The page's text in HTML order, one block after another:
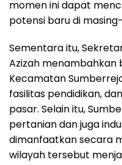
momen ini dapat
potensi baru di
Sementara itu,
Azizah menambahkan
Kecamatan
fasilitas pendidikan,
pasar. Selain itu,
pertanian dan juga
dimanfaatkan secara
wilayah tersebut